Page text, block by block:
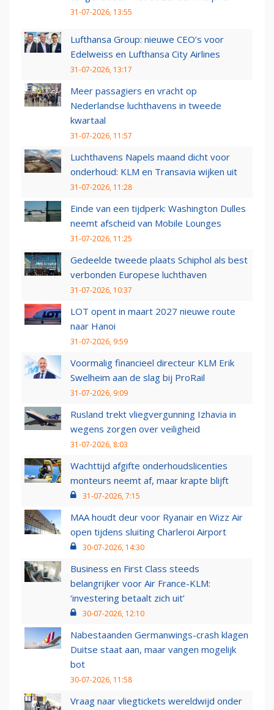
31-07-2026, 13:55
Lufthansa Group: nieuwe CEO’s voor
Edelweiss en Lufthansa City Airlines
31-07-2026, 13:17
Meer passagiers en vracht op
Nederlandse luchthavens in tweede
kwartaal
31-07-2026, 11:57
Luchthavens Napels maand dicht voor
onderhoud: KLM en Transavia wijken uit
31-07-2026, 11:28
Einde van een tijdperk: Washington Dulles
neemt afscheid van Mobile Lounges
31-07-2026, 11:25
Gedeelde tweede plaats Schiphol als best
verbonden Europese luchthaven
31-07-2026, 10:37
LOT opent in maart 2027 nieuwe route
naar Hanoi
31-07-2026, 9:59
Voormalig financieel directeur KLM Erik
Swelheim aan de slag bij ProRail
31-07-2026, 9:09
Rusland trekt vliegvergunning Izhavia in
wegens zorgen over veiligheid
31-07-2026, 8:03
Wachttijd afgifte onderhoudslicenties
monteurs neemt af, maar krapte blijft
31-07-2026, 7:15
MAA houdt deur voor Ryanair en Wizz Air
open tijdens sluiting Charleroi Airport
30-07-2026, 14:30
Business en First Class steeds
belangrijker voor Air France-KLM:
‘investering betaalt zich uit’
30-07-2026, 12:10
Nabestaanden Germanwings-crash klagen
Duitse staat aan, maar vangen mogelijk
bot
30-07-2026, 11:58
Vraag naar vliegtickets wereldwijd onder